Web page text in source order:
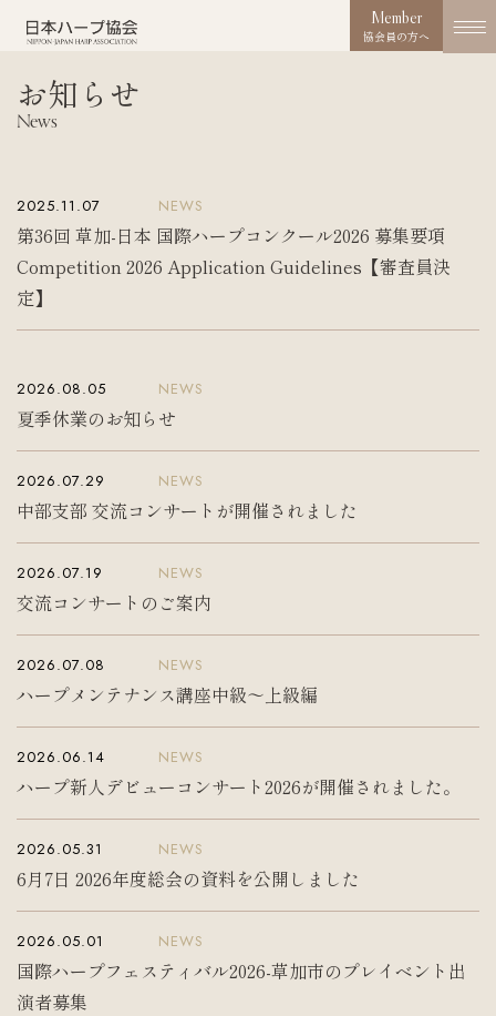
入会案内
Join us
お問い合わせ
協会の取り組み
Works
コンクール
News
Member
協会員の方へ
お知らせ
News
2025.11.07 NEWS
第36回 草加-日本 国際ハープコンクール2026 募集要項
Competition 2026 Application Guidelines【審査員決
定】
2026.08.05 NEWS
夏季休業のお知らせ
2026.07.29 NEWS
中部支部 交流コンサートが開催されました
2026.07.19 NEWS
交流コンサートのご案内
2026.07.08 NEWS
ハープメンテナンス講座中級〜上級編
2026.06.14 NEWS
ハープ新人デビューコンサート2026が開催されました。
2026.05.31 NEWS
6月7日 2026年度総会の資料を公開しました
2026.05.01 NEWS
国際ハープフェスティバル2026-草加市のプレイベント出
演者募集